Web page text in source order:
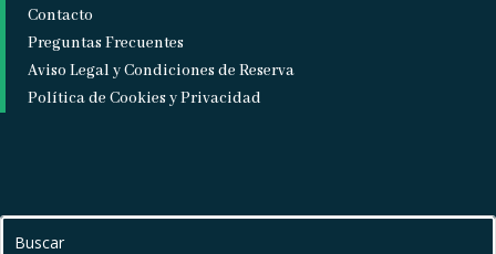
Contacto
Preguntas Frecuentes
Aviso Legal y Condiciones de Reserva
Política de Cookies y Privacidad